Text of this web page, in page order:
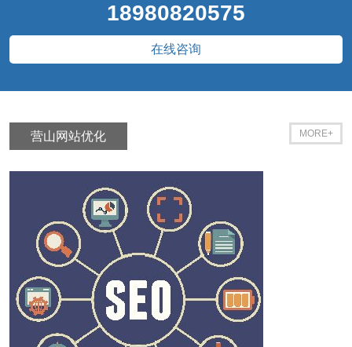
18980820575
在线咨询
营山网站优化 MORE+